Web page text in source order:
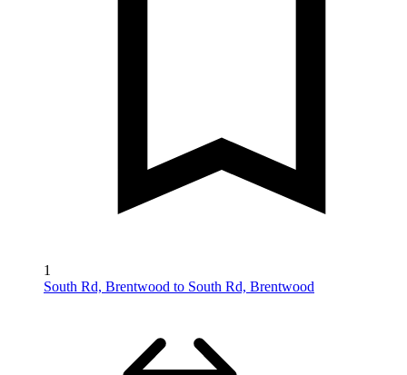
1
South Rd, Brentwood to South Rd, Brentwood